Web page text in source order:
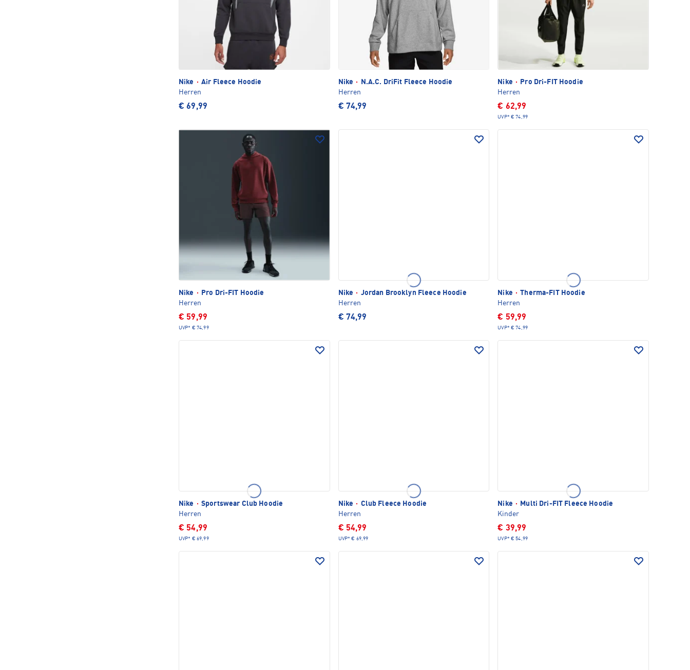
Nike · Air Fleece Hoodie
Herren
€ 69,99
Nike ·
N.A.C. DriFit Fleece Hoodie
Herren
€ 74,99
Nike ·
Pro Dri-FIT Hoodie
Herren
€ 62,99
UVP* € 74,99
Nike ·
Pro Dri-FIT Hoodie
Herren
€ 59,99
UVP* € 74,99
Nike · Jordan Brooklyn Fleece Hoodie
Herren
€ 74,99
Nike · Therma-FIT Hoodie
Herren
€ 59,99
UVP* € 74,99
Nike · Sportswear Club Hoodie
Herren
€ 54,99
UVP* € 69,99
Nike · Club Fleece Hoodie
Herren
€ 54,99
UVP* € 69,99
Nike ·
Multi Dri-FIT Fleece Hoodie
Kinder
€ 39,99
UVP* € 54,99